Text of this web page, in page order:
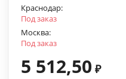
Краснодар:
Под заказ
Москва:
Под заказ
5 512,50 ₽